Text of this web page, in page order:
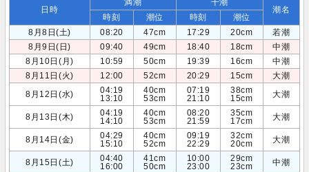
日時 潮名
時刻 潮位 時刻
潮位
8月8日(土)
08:20 47cm 17:29 20cm
若潮
8月9日(日)
09:40 49cm 18:40 18cm
中潮
8月10日(月)
10:59 50cm 19:39 16cm
中潮
8月11日(火)
12:00 52cm 20:29 15cm
大潮
8月12日(水)
04:19
13:10
40cm
53cm
07:19
21:10
38cm
15cm
大潮
8月13日(木)
04:19
14:10
40cm
53cm
08:20
21:59
35cm
17cm
大潮
8月14日(金)
04:29
15:10
40cm
52cm
09:19
22:29
32cm
20cm
大潮
8月15日(土)
04:40
16:00
41cm
50cm
10:00
23:00
29cm
23cm
中潮